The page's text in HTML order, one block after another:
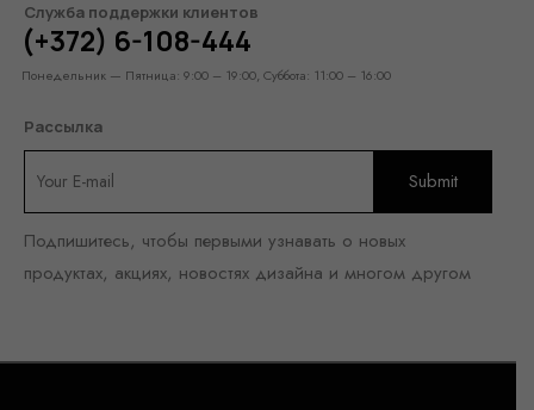
Служба поддержки клиентов
(+372) 6-108-444
Понедельник — Пятница: 9:00 – 19:00, Суббота: 11:00 – 16:00
Рассылка
Подпишитесь, чтобы первыми узнавать о новых
продуктах, акциях, новостях дизайна и многом другом